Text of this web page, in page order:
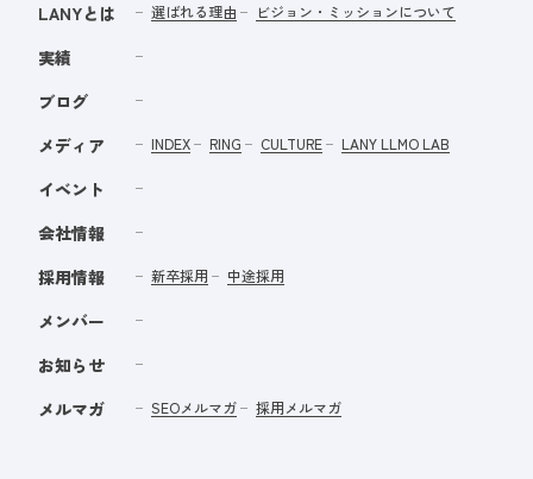
LANYとは 選ばれる理由 ビジョン・ミッションについて
実績
ブログ
メディア
INDEX RING CULTURE LANY LLMO LAB
イベント
会社情報
採用情報
新卒採用 中途採用
メンバー
お知らせ
メルマガ
SEOメルマガ 採用メルマガ